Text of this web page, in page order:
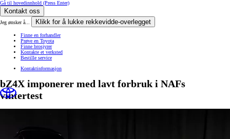
Gå til hovedinnhold (Press Enter)
Kontakt oss
Jeg ønsker å... Klikk for å lukke rekkevidde-overlegget
Finne en forhandler
Prøve en Toyota
Finne brosjyrer
Kontakte et verksted
Bestille service
Kontaktinformasjon
bZ4X imponerer med lavt forbruk i NAFs
vintertest